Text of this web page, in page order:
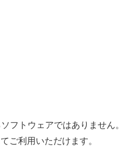
フトウェアではありません。
ご利用いただけます。